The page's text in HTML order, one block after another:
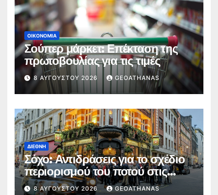
ΟΙΚΟΝΟΜΊΑ
Σούπερ μάρκετ: Επέκταση της
πρωτοβουλίας για τις τιμές
8 ΑΥΓΟΎΣΤΟΥ 2026 GEOATHANAS
ΔΙΕΘΝΉ
Σόχο: Αντιδράσεις για το σχέδιο
περιορισμού του ποτού στις
παμπ
8 ΑΥΓΟΎΣΤΟΥ 2026 GEOATHANAS